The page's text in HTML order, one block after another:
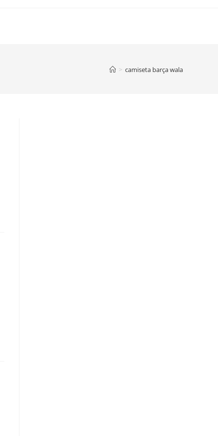
> camiseta barça wala